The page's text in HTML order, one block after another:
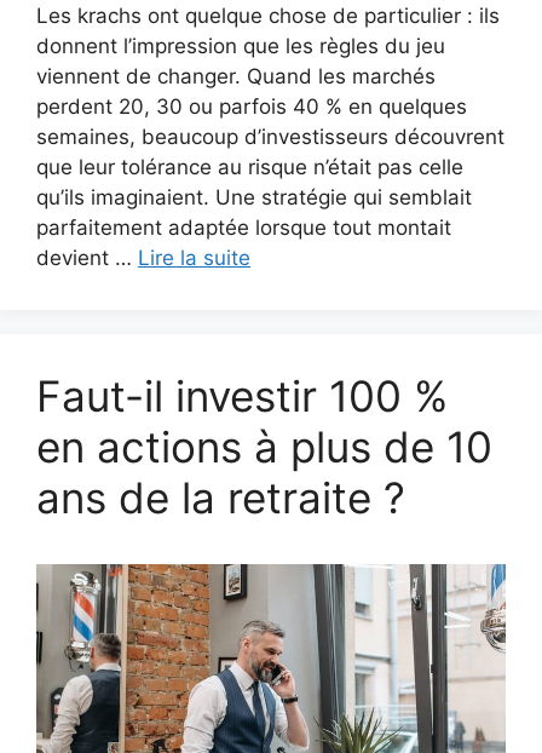
Les krachs ont quelque chose de particulier : ils
donnent l’impression que les règles du jeu
viennent de changer. Quand les marchés
perdent 20, 30 ou parfois 40 % en quelques
semaines, beaucoup d’investisseurs découvrent
que leur tolérance au risque n’était pas celle
qu’ils imaginaient. Une stratégie qui semblait
parfaitement adaptée lorsque tout montait
devient … Lire la suite
Faut-il investir 100 %
en actions à plus de 10
ans de la retraite ?